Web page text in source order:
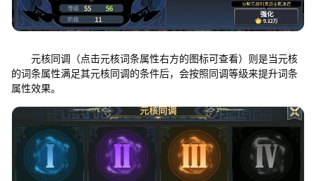
元核同调（点击元核词条属性右方的图标可查看）则是当元核
的词条属性满足其元核同调的条件后，会按照同调等级来提升词条
属性效果。